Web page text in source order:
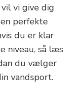
vi give dig
perfekte
du er klar
niveau, så læs
du vælger
vandsport.